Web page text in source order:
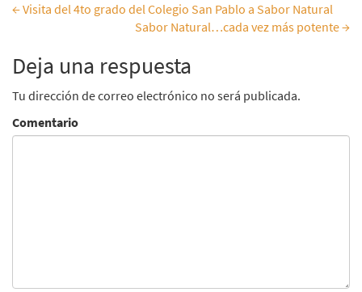
entradas
←Visita del 4to grado del Colegio San Pablo a Sabor Natural
Sabor Natural…cada vez más potente→
Deja una respuesta
Tu dirección de correo electrónico no será publicada.
Comentario